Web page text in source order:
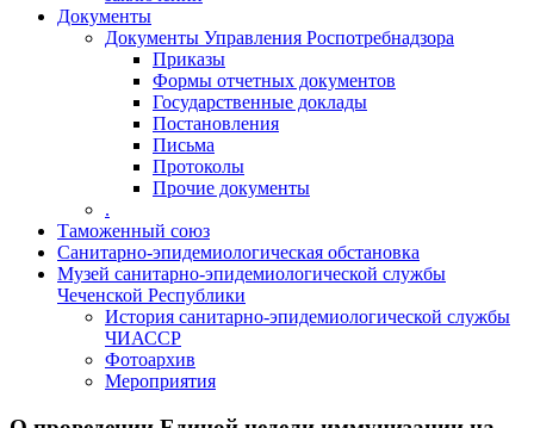
Документы
Документы Управления Роспотребнадзора
Приказы
Формы отчетных документов
Государственные доклады
Постановления
Письма
Протоколы
Прочие документы
.
Таможенный союз
Санитарно-эпидемиологическая обстановка
Музей санитарно-эпидемиологической службы
Чеченской Республики
История санитарно-эпидемиологической службы
ЧИАССР
Фотоархив
Мероприятия